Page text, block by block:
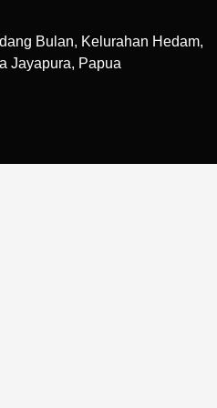
Bulan, Kelurahan Hedam,
Jayapura, Papua